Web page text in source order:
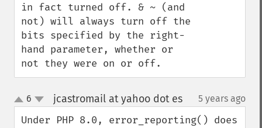
in fact turned off. & ~ (and
not) will always turn off the
bits specified by the right-
hand parameter, whether or
not they were on or off.
up
down
6 jcastromail at yahoo dot es¶ 5 years ago
Under PHP 8.0, error_reporting() does